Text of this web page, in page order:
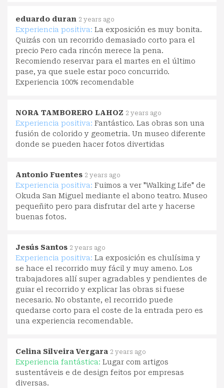
eduardo duran 2 years ago
Experiencia positiva: La exposición es muy bonita.
Quizás con un recorrido demasiado corto para el
precio Pero cada rincón merece la pena.
Recomiendo reservar para el martes en el último
pase, ya que suele estar poco concurrido.
Experiencia 100% recomendable
NORA TAMBORERO LAHOZ 2 years ago
Experiencia positiva: Fantástico. Las obras son una
fusión de colorido y geometria. Un museo diferente
donde se pueden hacer fotos divertidas
Antonio Fuentes 2 years ago
Experiencia positiva: Fuimos a ver "Walking Life" de
Okuda San Miguel mediante el abono teatro. Museo
pequeñito pero para disfrutar del arte y hacerse
buenas fotos.
Jesús Santos 2 years ago
Experiencia positiva: La exposición es chulísima y
se hace el recorrido muy fácil y muy ameno. Los
trabajadores allí super agradables y pendientes de
guiar el recorrido y explicar las obras si fuese
necesario. No obstante, el recorrido puede
quedarse corto para el coste de la entrada pero es
una experiencia recomendable.
Celina Silveira Vergara 2 years ago
Experiencia fantástica: Lugar com artigos
sustentáveis e de design feitos por empresas
diversas.